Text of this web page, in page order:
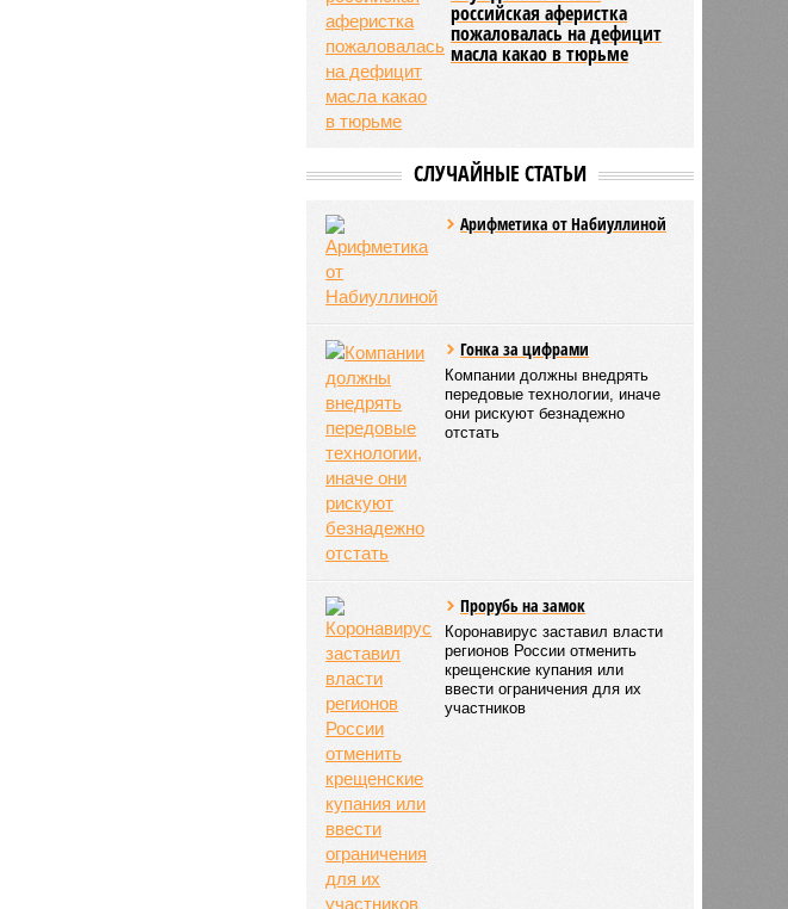
российская аферистка
пожаловалась на дефицит
масла какао в тюрьме
СЛУЧАЙНЫЕ СТАТЬИ
Арифметика от Набиуллиной
Гонка за цифрами
Компании должны внедрять
передовые технологии, иначе
они рискуют безнадежно
отстать
Прорубь на замок
Коронавирус заставил власти
регионов России отменить
крещенские купания или
ввести ограничения для их
участников